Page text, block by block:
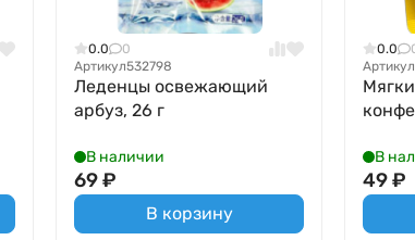
0.0
0
Артикул532798
Леденцы освежающий
арбуз, 26 г
В наличии
69₽
В корзину
0.0
Артикул
В
49₽